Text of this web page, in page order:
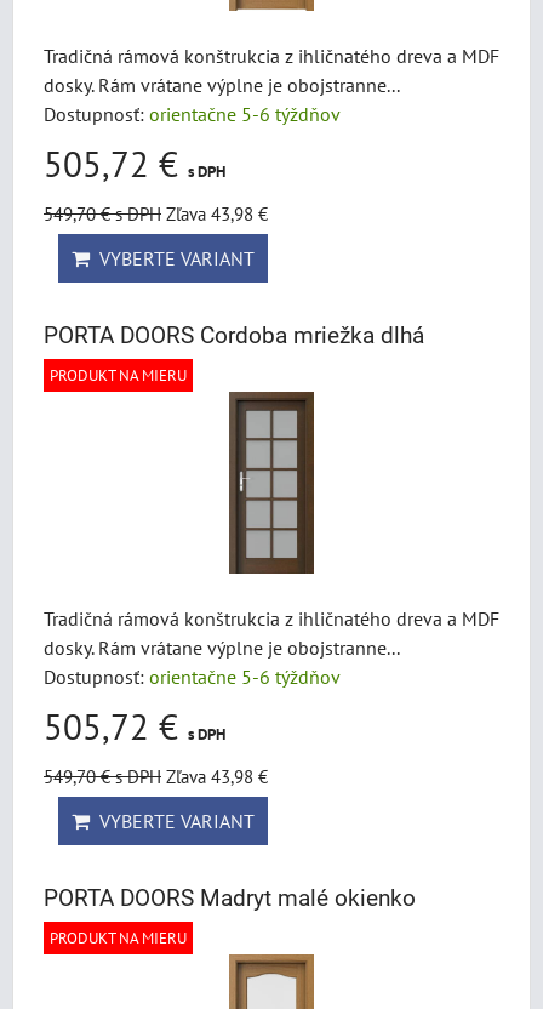
Tradičná rámová konštrukcia z ihličnatého dreva a MDF
dosky. Rám vrátane výplne je obojstranne...
Dostupnosť: orientačne 5-6 týždňov
505,72 € s DPH
549,70 €s DPH Zľava 43,98 €
VYBERTE VARIANT
PORTA DOORS Cordoba mriežka dlhá
PRODUKT NA MIERU
Tradičná rámová konštrukcia z ihličnatého dreva a MDF
dosky. Rám vrátane výplne je obojstranne...
Dostupnosť: orientačne 5-6 týždňov
505,72 € s DPH
549,70 €s DPH Zľava 43,98 €
VYBERTE VARIANT
PORTA DOORS Madryt malé okienko
PRODUKT NA MIERU